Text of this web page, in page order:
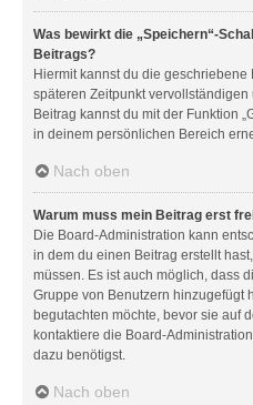
Was bewirkt die „Speichern“-
Beitrags?
Hiermit kannst du die
späteren Zeitpunkt
Beitrag kannst du mit der Funktion
in deinem persönlichen Bereich
Nach oben
Warum muss mein Beitrag erst
Die Board-Administration kann
in dem du einen Beitrag erstellt
müssen. Es ist auch möglich, dass
Gruppe von Benutzern hinzugefügt
begutachten möchte, bevor sie auf
kontaktiere die Board-
dazu benötigst.
Nach oben